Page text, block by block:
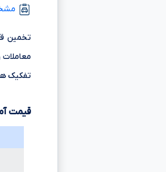
تخمین
تفکیک
قیمت